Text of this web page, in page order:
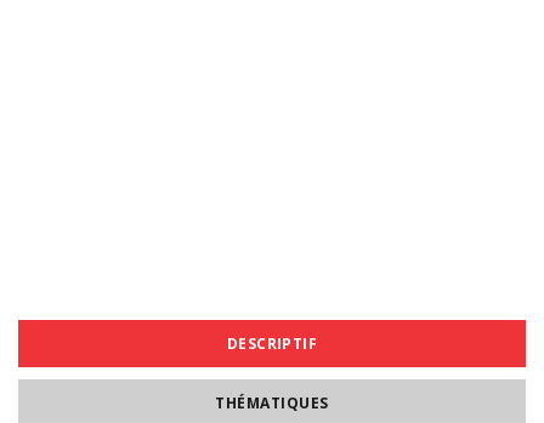
DESCRIPTIF
THÉMATIQUES